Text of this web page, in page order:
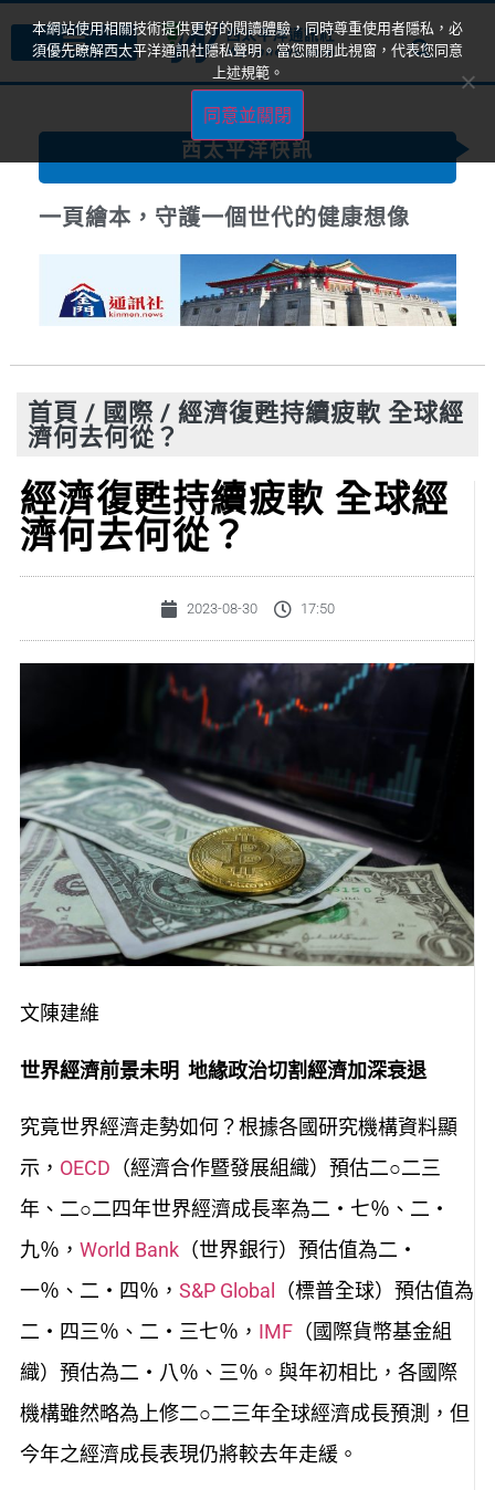
西太平洋快訊
一頁繪本，守護一個世代的健康想像
首頁 / 國際 / 經濟復甦持續疲軟 全球經
濟何去何從？
經濟復甦持續疲軟 全球經
濟何去何從？
2023-08-30 17:50
文陳建維
世界經濟前景未明 地緣政治切割經濟加深衰退
究竟世界經濟走勢如何？根據各國研究機構資料顯
示， OECD （經濟合作暨發展組織）預估二○二三
年、二○二四年世界經濟成長率為二‧七％、二‧
九％， World Bank（世界銀行）預估值為二‧
一％、二‧四％， S&P Global
（標普全球）預估值為
二‧四三％、二‧三七％， IMF（國際貨幣基金組
織）預估為二‧八％、三％。與年初相比，各國際
機構雖然略為上修二○二三年全球經濟成長預測，但
今年之經濟成長表現仍將較去年走緩。
本網站使用相關技術提供更好的閱讀體驗，同時尊重使用者隱私，必
須優先瞭解西太平洋通訊社隱私聲明。當您關閉此視窗，代表您同意
上述規範。
同意並關閉